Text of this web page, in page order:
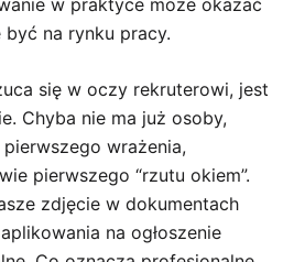
na rynku pracy.
się w oczy rekruterowi, jest
Chyba nie ma już osoby,
wrażenia,
pierwszego “rzutu okiem”.
zdjęcie w dokumentach
na ogłoszenie